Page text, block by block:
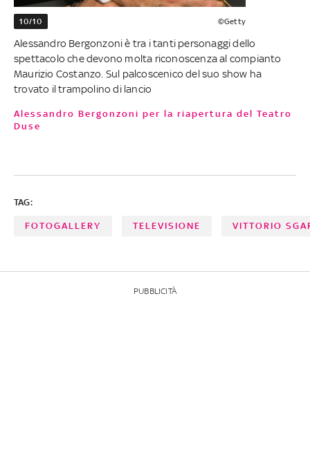
10/10 ©Getty
Alessandro Bergonzoni è tra i tanti personaggi dello
spettacolo che devono molta riconoscenza al compianto
Maurizio Costanzo. Sul palcoscenico del suo show ha
trovato il trampolino di lancio
Alessandro Bergonzoni per la riapertura del Teatro
Duse
TAG:
FOTOGALLERY TELEVISIONE VITTORIO
PUBBLICITÀ